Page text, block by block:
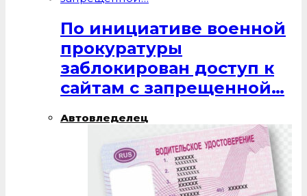
По инициативе военной
прокуратуры
заблокирован доступ к
сайтам с запрещенной…
Автовледелец